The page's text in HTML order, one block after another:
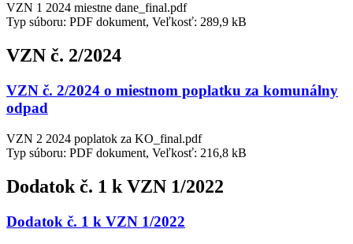
VZN 1 2024 miestne dane_final.pdf
Typ súboru: PDF dokument, Veľkosť: 289,9 kB
VZN č. 2/2024
VZN č. 2/2024 o miestnom poplatku za komunálny
odpad
VZN 2 2024 poplatok za KO_final.pdf
Typ súboru: PDF dokument, Veľkosť: 216,8 kB
Dodatok č. 1 k VZN 1/2022
Dodatok č. 1 k VZN 1/2022